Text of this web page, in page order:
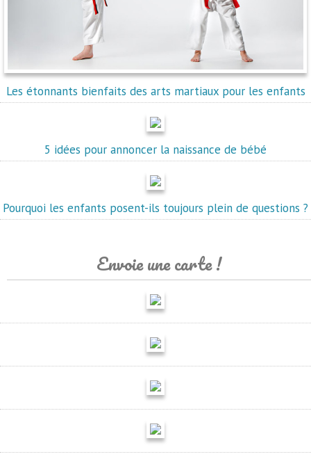
Les étonnants bienfaits des arts martiaux pour les enfants
5 idées pour annoncer la naissance de bébé
Pourquoi les enfants posent-ils toujours plein de questions ?
Envoie une carte !